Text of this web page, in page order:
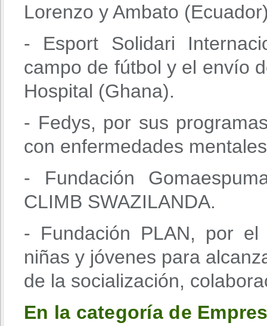
Lorenzo y Ambato
- Esport Solidari
campo de fútbol y el envío
Hospital (Ghana).
- Fedys, por sus
con enfermedades
- Fundación
CLIMB SWAZILANDA.
- Fundación PLAN, por el
niñas y jóvenes para
de la socialización,
En la categoría de